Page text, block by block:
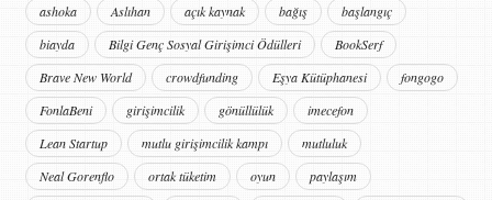
ashoka
Aslıhan açık kaynak bağış
başlangıç
biayda
Bilgi Genç Sosyal Girişimci Ödülleri
BookSerf
Brave New World
crowdfunding Eşya Kütüphanesi
fongogo
FonlaBeni
girişimcilik gönüllülük
imecefon
Lean Startup
mutlu girişimcilik kampı
mutluluk
Neal Gorenflo
ortak tüketim oyun
paylaşım